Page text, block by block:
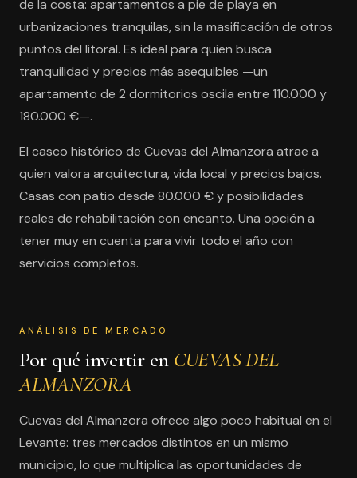
de la costa: apartamentos a pie de playa en
urbanizaciones tranquilas, sin la masificación de otros
puntos del litoral. Es ideal para quien busca
tranquilidad y precios más asequibles —un
apartamento de 2 dormitorios oscila entre 110.000 y
180.000 €—.
El casco histórico de Cuevas del Almanzora atrae a
quien valora arquitectura, vida local y precios bajos.
Casas con patio desde 80.000 € y posibilidades
reales de rehabilitación con encanto. Una opción a
tener muy en cuenta para vivir todo el año con
servicios completos.
ANÁLISIS DE MERCADO
Por qué invertir en CUEVAS DEL
ALMANZORA
Cuevas del Almanzora ofrece algo poco habitual en el
Levante: tres mercados distintos en un mismo
municipio, lo que multiplica las oportunidades de